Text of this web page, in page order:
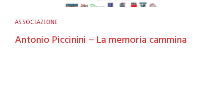
ASSOCIAZIONE
Antonio Piccinini – La memoria cammina